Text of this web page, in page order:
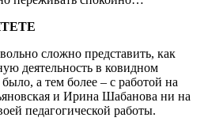
сложно представить, как
деятельность в ковидном
а тем более – с работой на
и Ирина Шабанова ни на
педагогической работы.